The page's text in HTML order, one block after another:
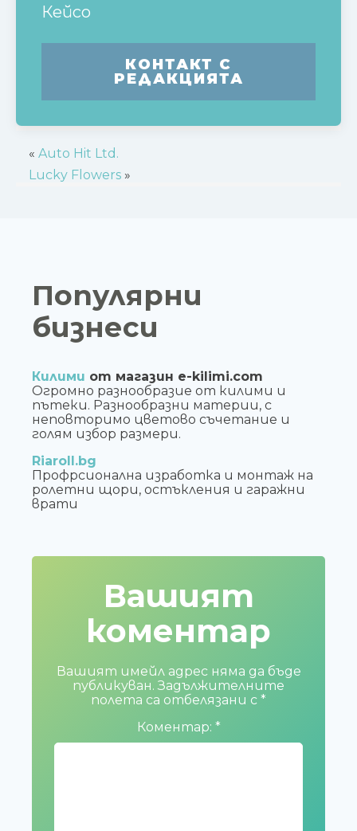
Кейсо
КОНТАКТ С
РЕДАКЦИЯТА
« Auto Hit Ltd.
Lucky Flowers»
Популярни
бизнеси
Килими от магазин e-kilimi.com
Огромно разнообразие от килими и
пътеки. Разнообразни материи, с
неповторимо цветово съчетание и
голям избор размери.
Riaroll.bg
Профрсионална изработка и монтаж на
ролетни щори, остъкления и гаражни
врати
Вашият
коментар
Вашият имейл адрес няма да бъде
публикуван. Задължителните
полета са отбелязани с *
Коментар: *